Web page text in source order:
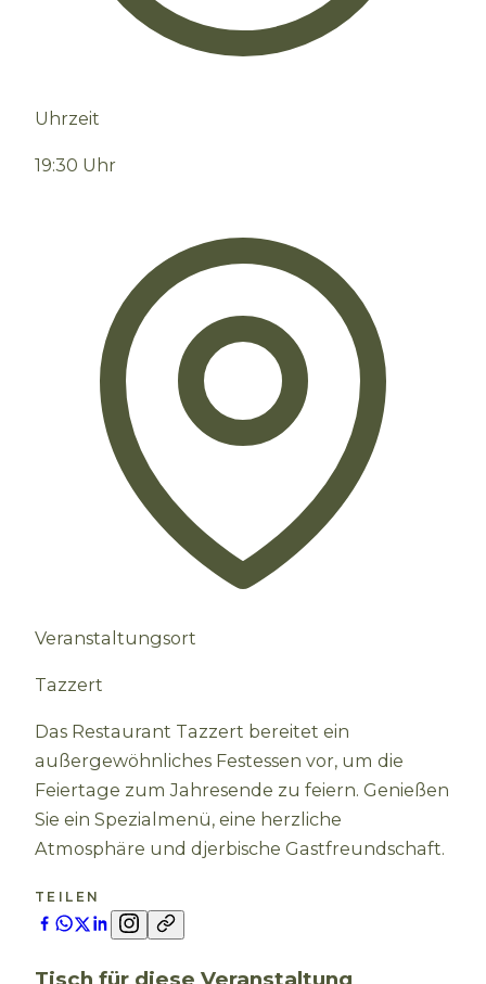
Uhrzeit
19:30 Uhr
Veranstaltungsort
Tazzert
Das Restaurant Tazzert bereitet ein
außergewöhnliches Festessen vor, um die
Feiertage zum Jahresende zu feiern. Genießen
Sie ein Spezialmenü, eine herzliche
Atmosphäre und djerbische Gastfreundschaft.
TEILEN
Tisch für diese Veranstaltung